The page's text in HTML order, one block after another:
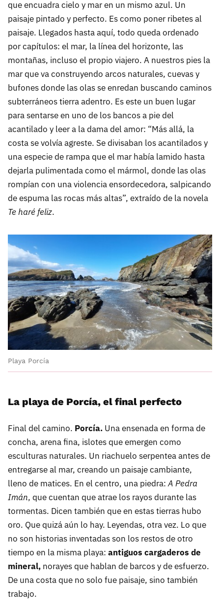
que encuadra cielo y mar en un mismo azul. Un
paisaje pintado y perfecto. Es como poner ribetes al
paisaje. Llegados hasta aquí, todo queda ordenado
por capítulos: el mar, la línea del horizonte, las
montañas, incluso el propio viajero. A nuestros pies la
mar que va construyendo arcos naturales, cuevas y
bufones donde las olas se enredan buscando caminos
subterráneos tierra adentro. Es este un buen lugar
para sentarse en uno de los bancos a pie del
acantilado y leer a la dama del amor: “Más allá, la
costa se volvía agreste. Se divisaban los acantilados y
una especie de rampa que el mar había lamido hasta
dejarla pulimentada como el mármol, donde las olas
rompían con una violencia ensordecedora, salpicando
de espuma las rocas más altas”, extraído de la novela
Te haré feliz.
Playa Porcía
La playa de Porcía, el final perfecto
Final del camino. Porcía. Una ensenada en forma de
concha, arena fina, islotes que emergen como
esculturas naturales. Un riachuelo serpentea antes de
entregarse al mar, creando un paisaje cambiante,
lleno de matices. En el centro, una piedra:A Pedra
Imán, que cuentan que atrae los rayos durante las
tormentas. Dicen también que en estas tierras hubo
oro. Que quizá aún lo hay. Leyendas, otra vez. Lo que
no son historias inventadas son los restos de otro
tiempo en la misma playa: antiguos cargaderos de
mineral, norayes que hablan de barcos y de esfuerzo.
De una costa que no solo fue paisaje, sino también
trabajo.